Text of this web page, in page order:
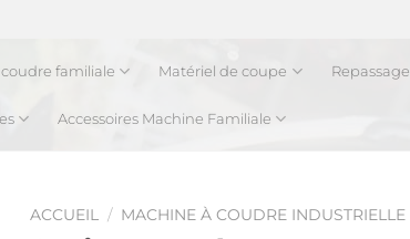
familiale Matériel de coupe Repassage
Accessoires Machine Familiale
ACCUEIL / MACHINE À COUDRE INDUSTRIELLE